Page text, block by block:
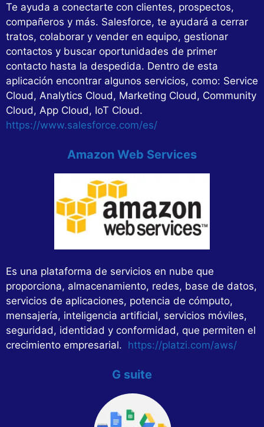
Te ayuda a conectarte con clientes, prospectos,
compañeros y más. Salesforce, te ayudará a cerrar
tratos, colaborar y vender en equipo, gestionar
contactos y buscar oportunidades de primer
contacto hasta la despedida. Dentro de esta
aplicación encontrar algunos servicios, como: Service
Cloud, Analytics Cloud, Marketing Cloud, Community
Cloud, App Cloud, IoT Cloud.
https://www.salesforce.com/es/
Amazon Web Services
Es una plataforma de servicios en nube que
proporciona, almacenamiento, redes, base de datos,
servicios de aplicaciones, potencia de cómputo,
mensajería, inteligencia artificial, servicios móviles,
seguridad, identidad y conformidad, que permiten el
crecimiento empresarial. https://platzi.com/aws/
G suite